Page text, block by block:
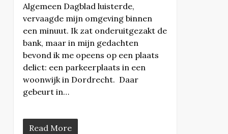
Algemeen Dagblad luisterde,
vervaagde mijn omgeving binnen
een minuut. Ik zat onderuitgezakt de
bank, maar in mijn gedachten
bevond ik me opeens op een plaats
delict: een parkeerplaats in een
woonwijk in Dordrecht. Daar
gebeurt in…
Read More